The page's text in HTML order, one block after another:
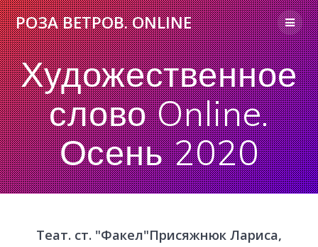
Skip
to
content
РОЗАВЕТРОВ.ONLINE
Художественное
слово Online.
Осень 2020
Теат. ст. "Факел"Присяжнюк Лариса,